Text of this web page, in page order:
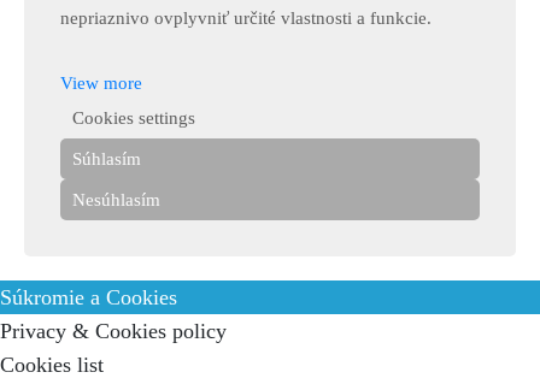
nepriaznivo ovplyvniť určité vlastnosti a funkcie.
View more
Cookies settings
Súhlasím
Nesúhlasím
Súkromie a Cookies
Privacy & Cookies policy
Cookies list